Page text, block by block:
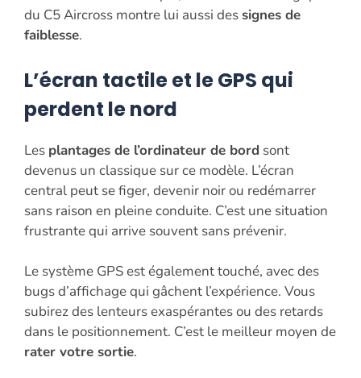
du C5 Aircross montre lui aussi dessignes de
faiblesse.
L’écran tactile et le GPS qui
perdent le nord
Les plantages de l’ordinateur de bord sont
devenus un classique sur ce modèle. L’écran
central peut se figer, devenir noir ou redémarrer
sans raison en pleine conduite. C’est une situation
frustrante qui arrive souvent sans prévenir.
Le système GPS est également touché, avec des
bugs d’affichage qui gâchent l’expérience. Vous
subirez des lenteurs exaspérantes ou des retards
dans le positionnement. C’est le meilleur moyen de
rater votre sortie.